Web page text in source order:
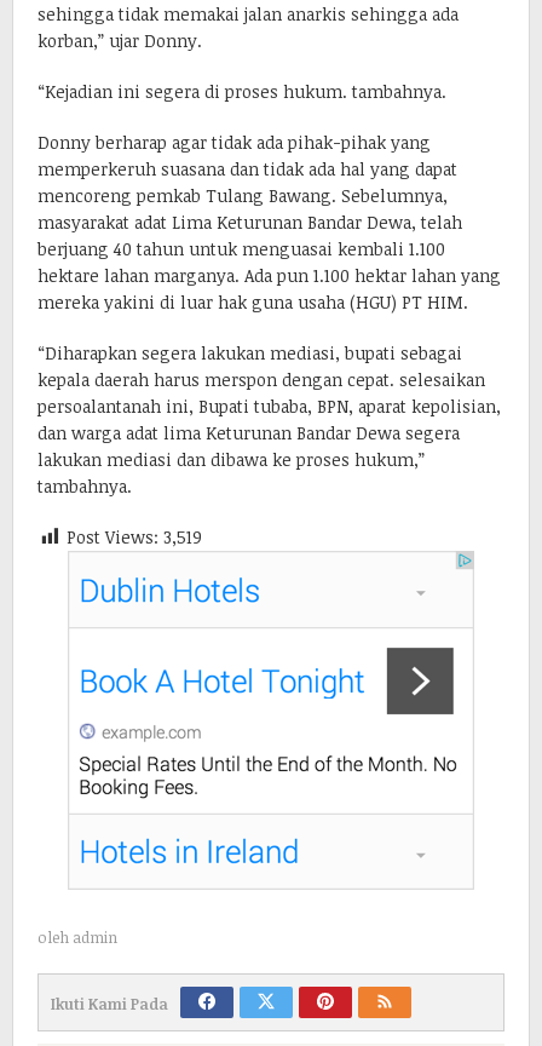
sehingga tidak memakai jalan anarkis sehingga ada
korban,” ujar Donny.
“Kejadian ini segera di proses hukum. tambahnya.
Donny berharap agar tidak ada pihak-pihak yang
memperkeruh suasana dan tidak ada hal yang dapat
mencoreng pemkab Tulang Bawang. Sebelumnya,
masyarakat adat Lima Keturunan Bandar Dewa, telah
berjuang 40 tahun untuk menguasai kembali 1.100
hektare lahan marganya. Ada pun 1.100 hektar lahan yang
mereka yakini di luar hak guna usaha (HGU) PT HIM.
“Diharapkan segera lakukan mediasi, bupati sebagai
kepala daerah harus merspon dengan cepat. selesaikan
persoalantanah ini, Bupati tubaba, BPN, aparat kepolisian,
dan warga adat lima Keturunan Bandar Dewa segera
lakukan mediasi dan dibawa ke proses hukum,”
tambahnya.
Post Views: 3,519
oleh admin
Ikuti Kami Pada